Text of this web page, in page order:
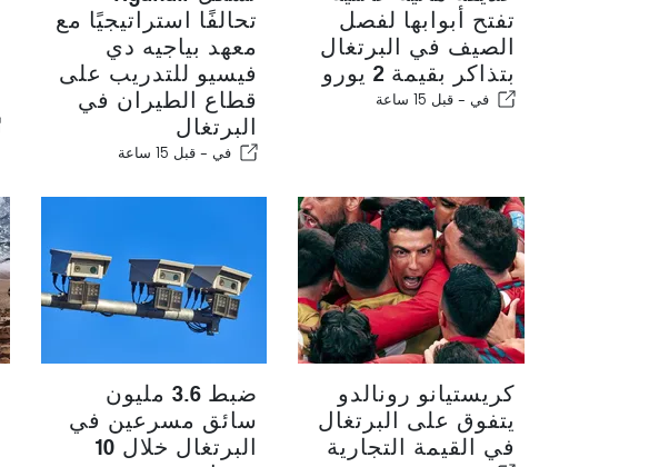
تفتح أبوابها لفصل
الصيف في البرتغال
بتذاكر بقيمة 2 يورو
في - قبل 15 ساعة
تحالفًا استراتيجيًا مع
معهد بياجيه دي
فيسيو للتدريب على
قطاع الطيران في
البرتغال
في - قبل 15 ساعة
كريستيانو رونالدو
يتفوق على البرتغال
في القيمة التجارية
ضبط 3.6 مليون
سائق مسرعين في
البرتغال خلال 10